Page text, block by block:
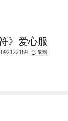
》爱心服
复制